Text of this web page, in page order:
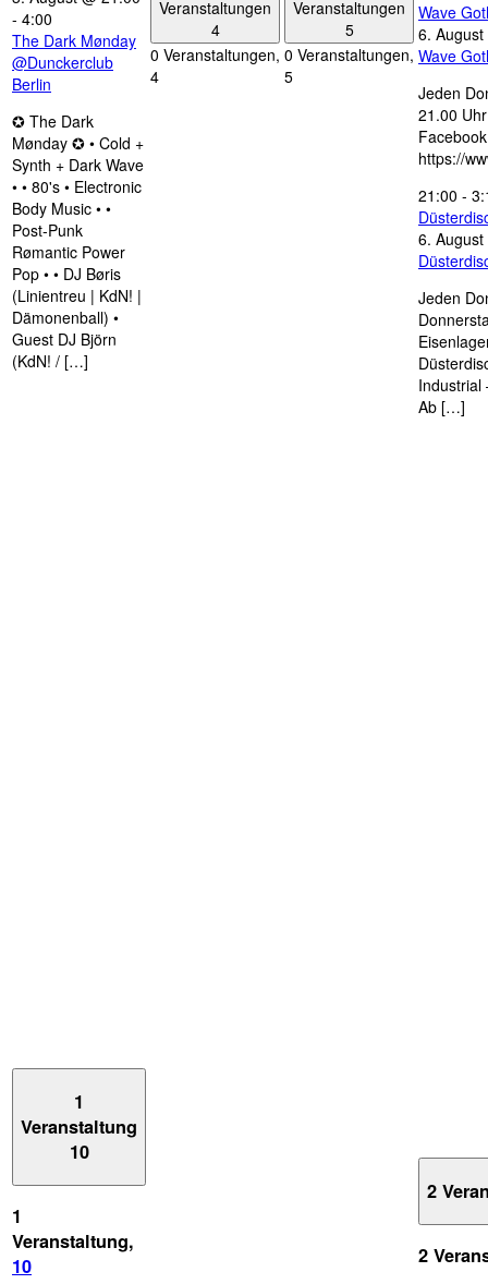
- 4:00
The Dark Mønday
@Dunckerclub
Berlin
✪ The Dark
Mønday ✪ • Cold +
Synth + Dark Wave
• • 80's • Electronic
Body Music • •
Post-Punk
Rømantic Power
Pop • • DJ Børis
(Linientreu | KdN! |
Dämonenball) •
Guest DJ Björn
(KdN! / […]
Veranstaltungen
4
0 Veranstaltungen,
4
Veranstaltungen
5
0 Veranstaltungen,
5
Wave
6.
Wave
Jeden
21.00
https://
21:00 -
6.
Jeden
Industrial
Ab […]
1
Veranstaltung
10
1
Veranstaltung,
10
2
2